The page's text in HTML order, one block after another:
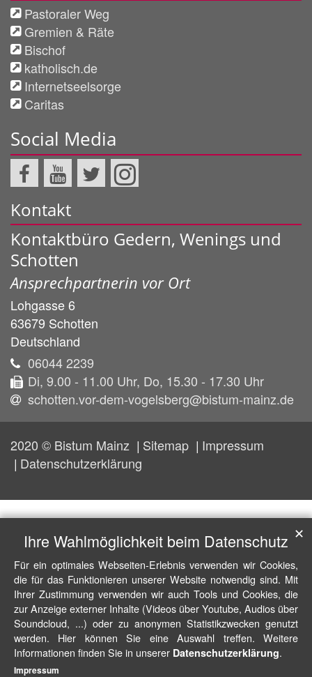
Pastoraler Weg
Gremien & Räte
Bischof
katholisch.de
Internetseelsorge
Caritas
Social Media
Kontakt
Kontaktbüro Gedern, Wenings und
Schotten
Ansprechpartnerin vor Ort
Lohgasse 6
63679 Schotten
Deutschland
06044 2239
Di, 9.00 - 11.00 Uhr, Do, 15.30 - 17.30 Uhr
schotten.vor-dem-vogelsberg@bistum-mainz.de
2020 © Bistum Mainz Sitemap
Impressum
Datenschutzerklärung
Ihre Wahlmöglichkeit beim Datenschutz
Für ein optimales Webseiten-Erlebnis verwenden wir Cookies,
die für das Funktionieren unserer Website notwendig sind. Mit
Ihrer Zustimmung verwenden wir auch Tools und Cookies, die
zur Anzeige externer Inhalte (Videos über Youtube, Audios über
Soundcloud, ...) oder zu anonymen Statistikzwecken genutzt
werden. Hier können Sie eine Auswahl treffen. Weitere
Informationen finden Sie in unserer Datenschutzerklärung.
✕
Impressum